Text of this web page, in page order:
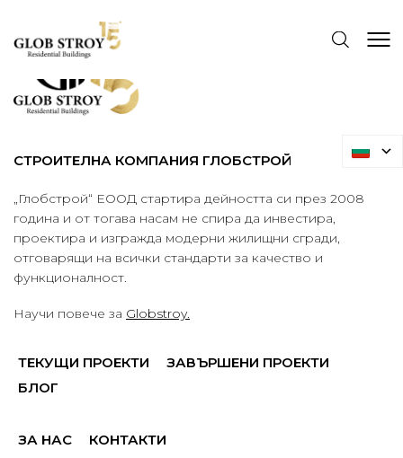
СТРОИТЕЛНА КОМПАНИЯ ГЛОБСТРОЙ
„Глобстрой“ ЕООД стартира дейността си през 2008
година и от тогава насам не спира да инвестира,
проектира и изгражда модерни жилищни сгради,
отговарящи на всички стандарти за качество и
функционалност.
Научи повече за Globstroy.
ТЕКУЩИ ПРОЕКТИ
ЗАВЪРШЕНИ ПРОЕКТИ
БЛОГ
ЗА НАС КОНТАКТИ